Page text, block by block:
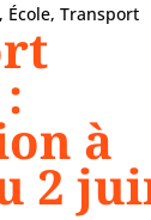
, École,Transport
à
2